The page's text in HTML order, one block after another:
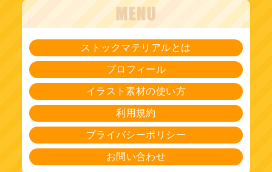
ストックマテリアルとは
プロフィール
イラスト素材の使い方
利用規約
プライバシーポリシー
お問い合わせ